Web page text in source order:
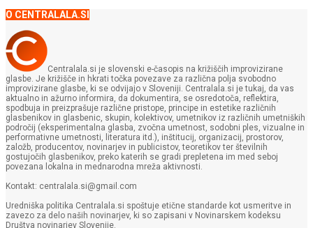
O CENTRALALA.SI
Centralala.si je slovenski e-časopis na križiščih improvizirane
glasbe. Je križišče in hkrati točka povezave za različna polja svobodno
improvizirane glasbe, ki se odvijajo v Sloveniji. Centralala.si je tukaj, da vas
aktualno in ažurno informira, da dokumentira, se osredotoča, reflektira,
spodbuja in preizprašuje različne pristope, principe in estetike različnih
glasbenikov in glasbenic, skupin, kolektivov, umetnikov iz različnih umetniških
področij (eksperimentalna glasba, zvočna umetnost, sodobni ples, vizualne in
performativne umetnosti, literatura itd.), inštitucij, organizacij, prostorov,
založb, producentov, novinarjev in publicistov, teoretikov ter številnih
gostujočih glasbenikov, preko katerih se gradi prepletena im med seboj
povezana lokalna in mednarodna mreža aktivnosti.
Kontakt: centralala.si@gmail.com
Uredniška politika Centralala.si spoštuje etične standarde kot usmeritve in
zavezo za delo naših novinarjev, ki so zapisani v Novinarskem kodeksu
Društva novinarjev Slovenije.